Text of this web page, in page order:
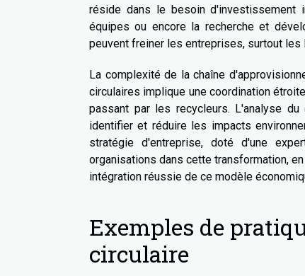
réside dans le besoin d'investissement
équipes ou encore la recherche et
peuvent freiner les entreprises, surtout
La complexité de la chaîne
circulaires implique une coordination
passant par les recycleurs. L'analyse
identifier et réduire les impacts
stratégie d'entreprise, doté d'une
organisations dans cette transformation,
intégration réussie de ce modèle
Exemples de
circulaire